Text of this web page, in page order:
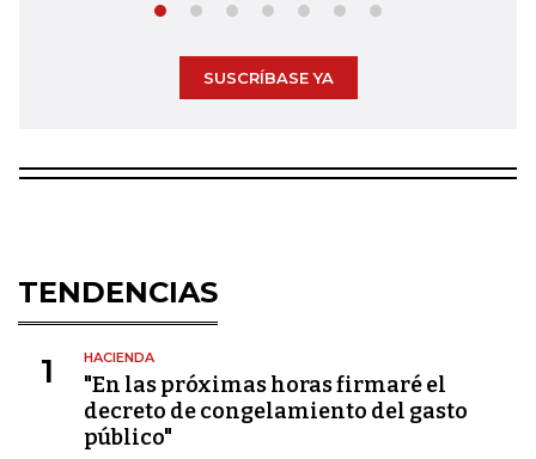
SUSCRÍBASE YA
TENDENCIAS
1 HACIENDA
"En las próximas horas firmaré el
decreto de congelamiento del gasto
público"